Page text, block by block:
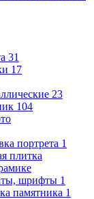
31
17
23
104
портрета 1
плитка
шрифты 1
памятника 1